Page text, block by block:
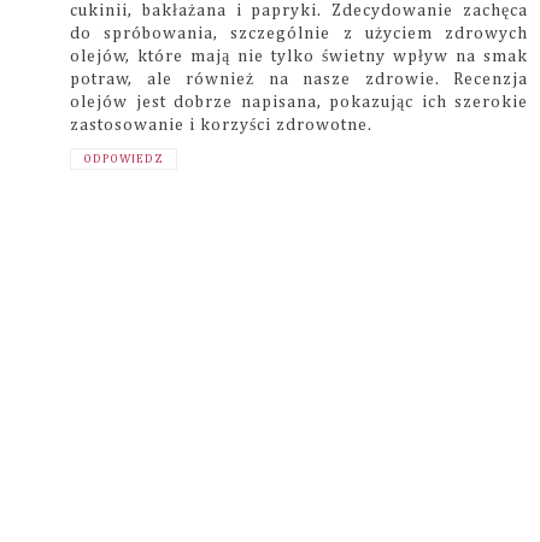
cukinii, bakłażana i papryki. Zdecydowanie zachęca
do spróbowania, szczególnie z użyciem zdrowych
olejów, które mają nie tylko świetny wpływ na smak
potraw, ale również na nasze zdrowie. Recenzja
olejów jest dobrze napisana, pokazując ich szerokie
zastosowanie i korzyści zdrowotne.
ODPOWIEDZ